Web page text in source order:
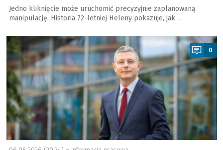
Jedno kliknięcie może uruchomić precyzyjnie zaplanowaną
manipulację. Historia 72-letniej Heleny pokazuje, jak …
a
0